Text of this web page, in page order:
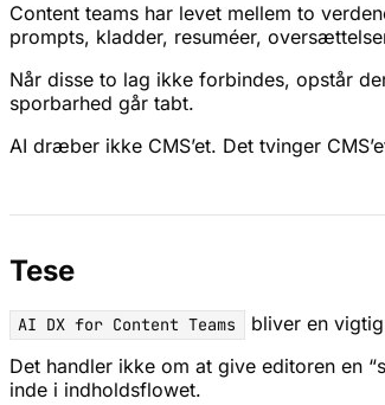
Content teams har levet mellem to
prompts, kladder, resuméer,
Når disse to lag ikke forbindes, opstår
sporbarhed går tabt.
AI dræber ikke CMS’et. Det tvinger
Tese
AI DX for Content Teams
bliver en
Det handler ikke om at give editoren en
inde i indholdsflowet.